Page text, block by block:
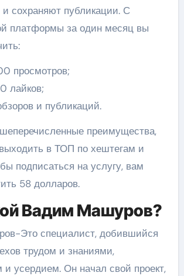
сохраняют публикации. С
платформы за один месяц вы
просмотров;
лайков;
и публикаций.
преимущества,
в ТОП по хештегам и
подписаться на услугу, вам
58 долларов.
Вадим Машуров?
Это специалист, добившийся
трудом и знаниями,
усердием. Он начал свой проект,